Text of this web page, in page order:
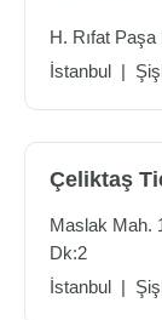
H. Rıfat
İstanbul |
Çeliktaş
Maslak Mah.
Dk:2
İstanbul |